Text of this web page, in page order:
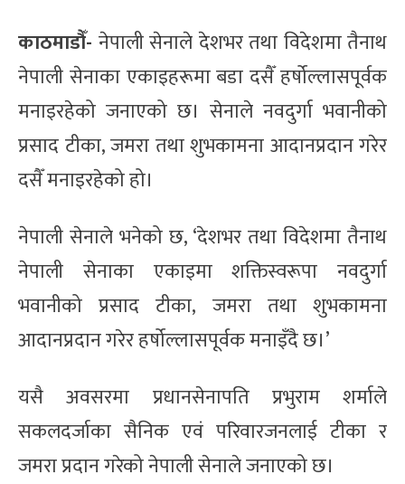
काठमाडौँ- नेपाली सेनाले देशभर तथा विदेशमा तैनाथ
नेपाली सेनाका एकाइहरूमा बडा दसैँ हर्षोल्लासपूर्वक
मनाइरहेको जनाएको छ। सेनाले नवदुर्गा भवानीको
प्रसाद टीका, जमरा तथा शुभकामना आदानप्रदान गरेर
दसैँ मनाइरहेको हो।
नेपाली सेनाले भनेको छ, ‘देशभर तथा विदेशमा तैनाथ
नेपाली सेनाका एकाइमा शक्तिस्वरूपा नवदुर्गा
भवानीको प्रसाद टीका, जमरा तथा शुभकामना
आदानप्रदान गरेर हर्षोल्लासपूर्वक मनाइँदै छ।’
यसै अवसरमा प्रधानसेनापति प्रभुराम शर्माले
सकलदर्जाका सैनिक एवं परिवारजनलाई टीका र
जमरा प्रदान गरेको नेपाली सेनाले जनाएको छ।